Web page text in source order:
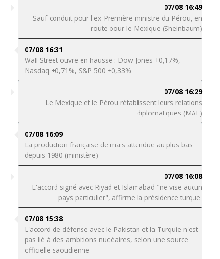
07/08 16:49
Sauf-conduit pour l'ex-Première ministre du Pérou, en
route pour le Mexique (Sheinbaum)
07/08 16:31
Wall Street ouvre en hausse : Dow Jones +0,17%,
Nasdaq +0,71%, S&P 500 +0,33%
07/08 16:29
Le Mexique et le Pérou rétablissent leurs relations
diplomatiques (MAE)
07/08 16:09
La production française de maïs attendue au plus bas
depuis 1980 (ministère)
07/08 16:08
L'accord signé avec Riyad et Islamabad "ne vise aucun
pays particulier", affirme la présidence turque
07/08 15:38
L'accord de défense avec le Pakistan et la Turquie n'est
pas lié à des ambitions nucléaires, selon une source
officielle saoudienne